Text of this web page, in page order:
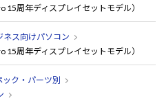
周年ディスプレイセットモデル）
ネス向けパソコン
周年ディスプレイセットモデル）
ック・パーツ別